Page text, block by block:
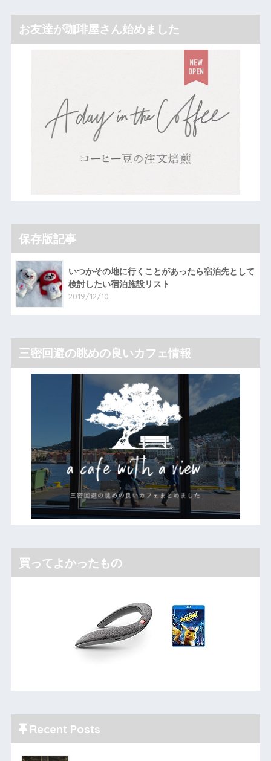
お友達が珈琲屋さん始めました
保存版記事
いつかその地に行くことがあったら宿泊先として
検討したい宿泊施設リスト
2019/12/10
三密回避の眺めの良いカフェ情報
買ってよかったもの
Recent Posts